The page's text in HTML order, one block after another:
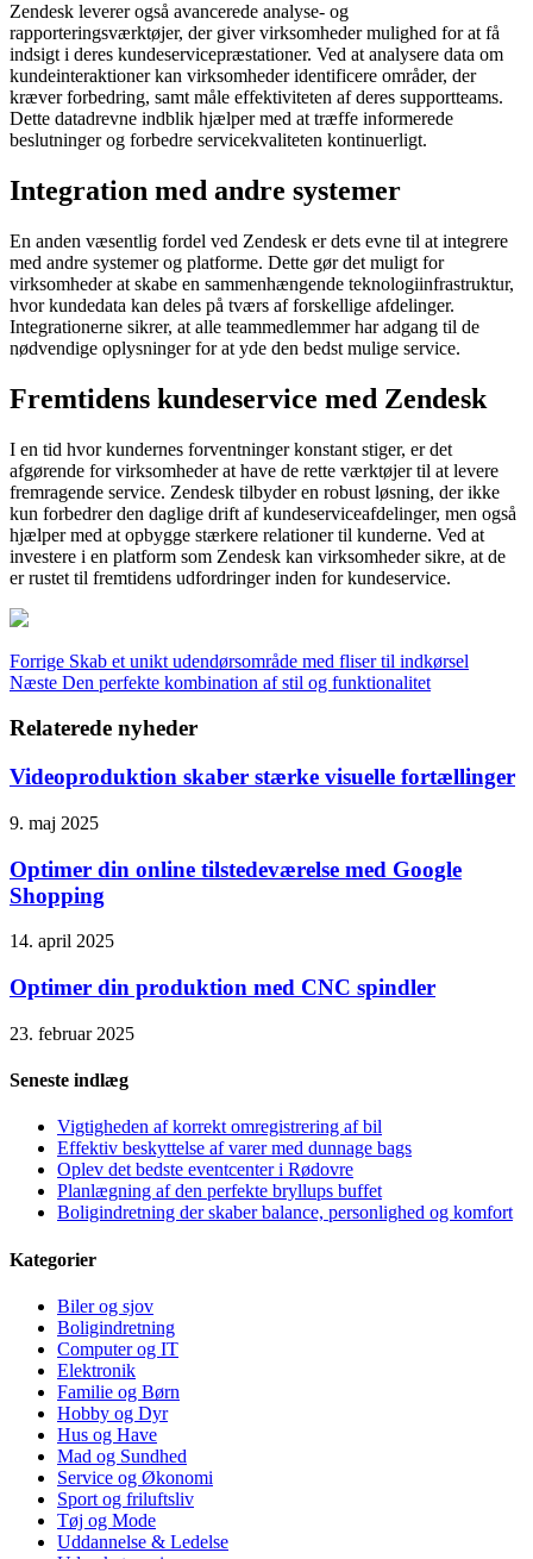
Zendesk leverer også avancerede analyse- og
rapporteringsværktøjer, der giver virksomheder mulighed for at få
indsigt i deres kundeservicepræstationer. Ved at analysere data om
kundeinteraktioner kan virksomheder identificere områder, der
kræver forbedring, samt måle effektiviteten af deres supportteams.
Dette datadrevne indblik hjælper med at træffe informerede
beslutninger og forbedre servicekvaliteten kontinuerligt.
Integration med andre systemer
En anden væsentlig fordel ved Zendesk er dets evne til at integrere
med andre systemer og platforme. Dette gør det muligt for
virksomheder at skabe en sammenhængende teknologiinfrastruktur,
hvor kundedata kan deles på tværs af forskellige afdelinger.
Integrationerne sikrer, at alle teammedlemmer har adgang til de
nødvendige oplysninger for at yde den bedst mulige service.
Fremtidens kundeservice med Zendesk
I en tid hvor kundernes forventninger konstant stiger, er det
afgørende for virksomheder at have de rette værktøjer til at levere
fremragende service. Zendesk tilbyder en robust løsning, der ikke
kun forbedrer den daglige drift af kundeserviceafdelinger, men også
hjælper med at opbygge stærkere relationer til kunderne. Ved at
investere i en platform som Zendesk kan virksomheder sikre, at de
er rustet til fremtidens udfordringer inden for kundeservice.
Forrige Skab et unikt udendørsområde med fliser til indkørsel
Næste Den perfekte kombination af stil og funktionalitet
Relaterede nyheder
Videoproduktion skaber stærke visuelle fortællinger
9. maj 2025
Optimer din online tilstedeværelse med Google
Shopping
14. april 2025
Optimer din produktion med CNC spindler
23. februar 2025
Seneste indlæg
Vigtigheden af korrekt omregistrering af bil
Effektiv beskyttelse af varer med dunnage bags
Oplev det bedste eventcenter i Rødovre
Planlægning af den perfekte bryllups buffet
Boligindretning der skaber balance, personlighed og komfort
Kategorier
Biler og sjov
Boligindretning
Computer og IT
Elektronik
Familie og Børn
Hobby og Dyr
Hus og Have
Mad og Sundhed
Service og Økonomi
Sport og friluftsliv
Tøj og Mode
Uddannelse & Ledelse